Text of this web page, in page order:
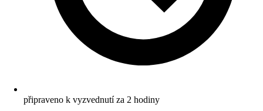
připraveno k vyzvednutí za 2 hodiny